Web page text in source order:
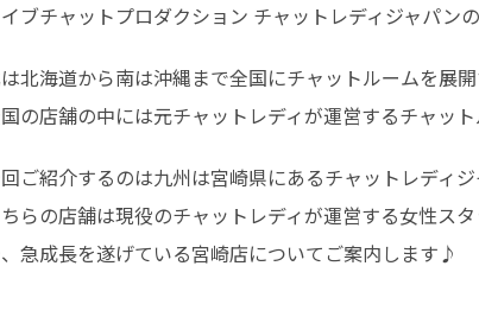
ブチャットプロダクション チャットレディジャパンの
北海道から南は沖縄まで全国にチャットルームを展開
の店舗の中には元チャットレディが運営するチャッ
ご紹介するのは九州は宮崎県にあるチャットレディ
らの店舗は現役のチャットレディが運営する女性ス
急成長を遂げている宮崎店についてご案内します♪